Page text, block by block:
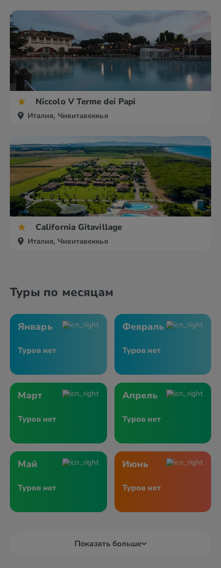
Niccolo V Terme dei Papi
Италия, Чивитавеккья
California Gitavillage
Италия, Чивитавеккья
Туры по месяцам
Январь
Туров нет
Февраль
Туров нет
Март
Туров нет
Апрель
Туров нет
Май
Туров нет
Июнь
Туров нет
Показать больше